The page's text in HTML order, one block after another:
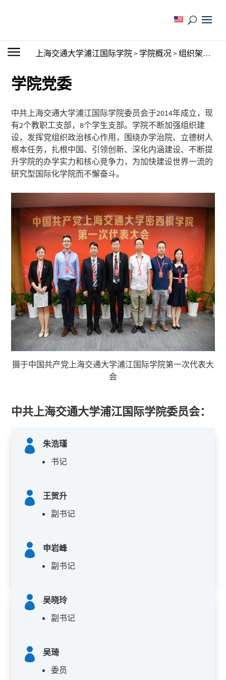
上海交通大学浦江国际学院> 学院概况>组织架构
学院党委
中共上海交通大学浦江国际学院委员会于2014年成立，现
有2个教职工支部，8个学生支部。学院不断加强组织建
设，发挥党组织政治核心作用，围绕办学治院、立德树人
根本任务，扎根中国、引领创新、深化内涵建设、不断提
升学院的办学实力和核心竞争力，为加快建设世界一流的
研究型国际化学院而不懈奋斗。
摄于中国共产党上海交通大学浦江国际学院第一次代表大
会
中共上海交通大学浦江国际学院委员会：

朱浩瑾
书记

王贺升
副书记

申岩峰
副书记

吴晓玲
副书记

吴琦
委员